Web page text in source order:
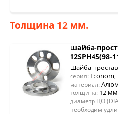
Толщина 12 мм.
Шайба-
12SPH45(98-
Шайба-
серия: Econom,
материал:
толщина: 12
диаметр ЦО
необходим